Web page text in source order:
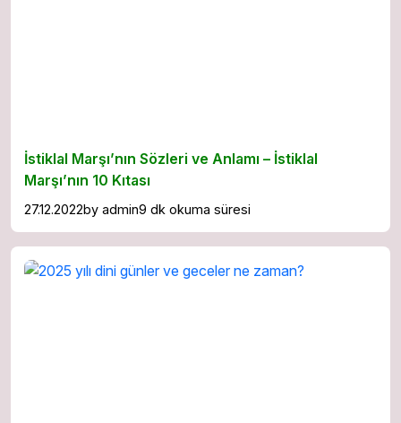
İstiklal Marşı’nın Sözleri ve Anlamı – İstiklal
Marşı’nın 10 Kıtası
27.12.2022by admin9 dk okuma süresi